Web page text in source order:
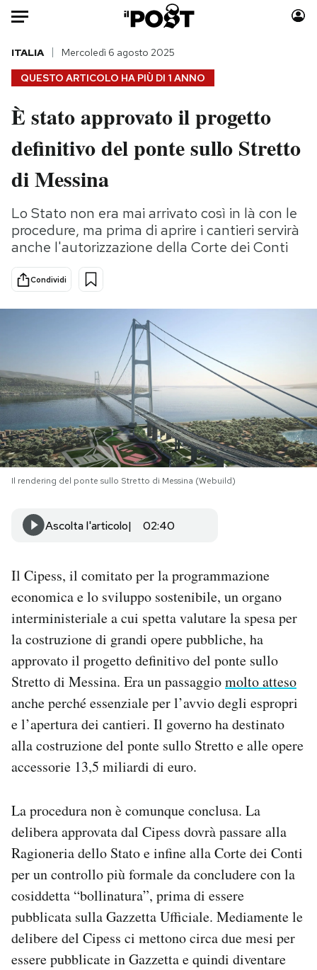
Auto
HOME
Italia
Politica
Tecnologia
Scienza
Cultura
Sport
Moda
Consumismi
Media
Europa
NEWSLETTER
I MIEI PREFERITI
SHOP
CALENDARIO
AREA PERSONALE
Newsletter
Notifiche mobile
Regala il Post
Hai bisogno di aiuto?
Esci
QUESTO ARTICOLO HA PIÙ DI 1 ANNO
ITALIA Mercoledì 6 agosto 2025
È stato approvato il progetto
definitivo del ponte sullo Stretto
di Messina
Lo Stato non era mai arrivato così in là con le
procedure, ma prima di aprire i cantieri servirà
anche l'autorizzazione della Corte dei Conti
Condividi
Il rendering del ponte sullo Stretto di Messina (Webuild)
Ascolta l'articolo 02:40
Il Cipess, il comitato per la programmazione
economica e lo sviluppo sostenibile, un organo
interministeriale a cui spetta valutare la spesa per
la costruzione di grandi opere pubbliche, ha
approvato il progetto definitivo del ponte sullo
Stretto di Messina. Era un passaggiomolto atteso
anche perché essenziale per l’avvio degli espropri
e l’apertura dei cantieri. Il governo ha destinato
alla costruzione del ponte sullo Stretto e alle opere
accessorie 13,5 miliardi di euro.
La procedura non è comunque conclusa. La
delibera approvata dal Cipess dovrà passare alla
Ragioneria dello Stato e infine alla Corte dei Conti
per un controllo più formale da concludere con la
cosiddetta “bollinatura”, prima di essere
pubblicata sulla Gazzetta Ufficiale. Mediamente le
delibere del Cipess ci mettono circa due mesi per
essere pubblicate in Gazzetta e quindi diventare